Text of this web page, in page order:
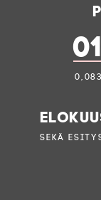
sekä